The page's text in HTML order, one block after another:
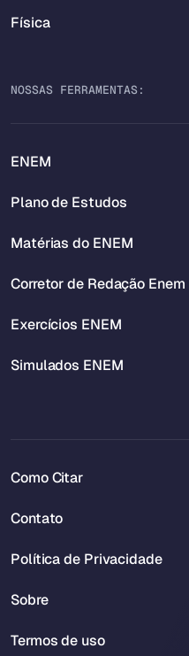
Física
NOSSAS FERRAMENTAS:
ENEM
Plano de Estudos
Matérias do ENEM
Corretor de Redação Enem
Exercícios ENEM
Simulados ENEM
Como Citar
Contato
Política de Privacidade
Sobre
Termos de uso